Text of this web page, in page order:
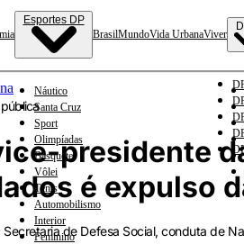
Esportes DP
Náutico
Santa Cruz
Sport
Olimpíadas
Basquete
Vôlei
Tênis
Automobilismo
Interior
Feminino
BrasilMundoVida UrbanaViver
presidente
é expulso
Secretaria de Defesa Social, conduta de